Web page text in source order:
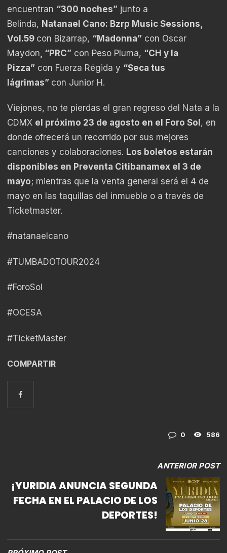
encuentran “300 noches” junto a
Belinda, Natanael Cano: Bzrp Music Sessions,
Vol.59 con Bizarrap, “Madonna” con Oscar
Maydon , “PRC” con Peso Pluma, “CH y la
Pizza” con Fuerza Régida y “Seca tus
lágrimas” con Junior H.
Viejones, no te pierdas el gran regreso del Nata a la
CDMX el próximo 23 de agosto en el Foro Sol , en
donde ofrecerá un recorrido por sus mejores
canciones y colaboraciones. Los boletos estarán
disponibles en Preventa Citibanamex el 3 de
mayo; mientras que la venta general será el 4 de
mayo en las taquillas del inmueble o a través de
Ticketmaster.
#natanaelcano
#TUMBADOTOUR2024
#ForoSol
#OCESA
#TicketMaster
COMPARTIR
0 586
ANTERIOR POST
¡YURIDIA ANUNCIA SEGUNDA
FECHA EN EL PALACIO DE LOS
DEPORTES!